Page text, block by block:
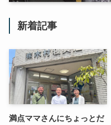
新着記事
満点ママさんにちょっとだ